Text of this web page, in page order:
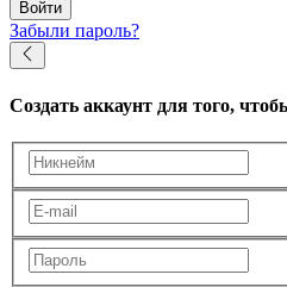
Войти
Забыли пароль?
Создать аккаунт для того,